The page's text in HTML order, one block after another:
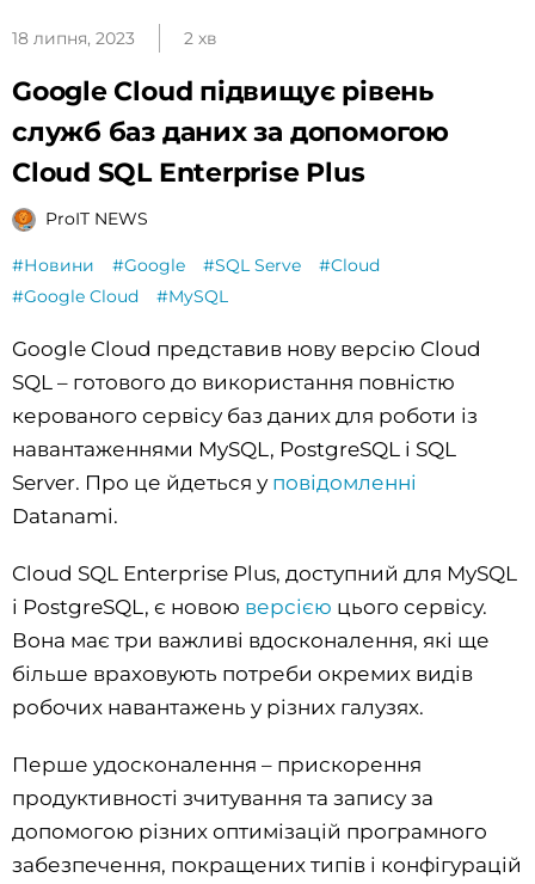
18 липня, 2023 2 хв
Google Cloud підвищує рівень
служб баз даних за допомогою
Cloud SQL Enterprise Plus
ProIT NEWS
#Новини #Google #SQL Serve
#Cloud
#Google Cloud
#MySQL
Google Cloud представив нову версію Cloud
SQL – готового до використання повністю
керованого сервісу баз даних для роботи із
навантаженнями MySQL, PostgreSQL і SQL
Server. Про це йдеться у повідомленні
Datanami.
Cloud SQL Enterprise Plus, доступний для MySQL
і PostgreSQL, є новою версією цього сервісу.
Вона має три важливі вдосконалення, які ще
більше враховують потреби окремих видів
робочих навантажень у різних галузях.
Перше удосконалення – прискорення
продуктивності зчитування та запису за
допомогою різних оптимізацій програмного
забезпечення, покращених типів і конфігурацій